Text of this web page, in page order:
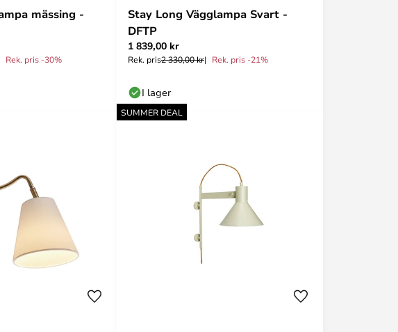
mässing -
Rek. pris -30%
Stay Long Vägglampa Svart -
DFTP
1 839,00 kr
Rek. pris2 330,00 kr Rek. pris -21%
I lager
SUMMER DEAL